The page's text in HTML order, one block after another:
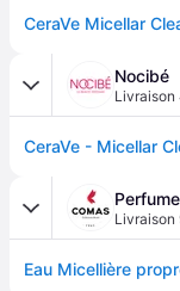
Nocibé
Livraison
Livraison
Eau Micellière